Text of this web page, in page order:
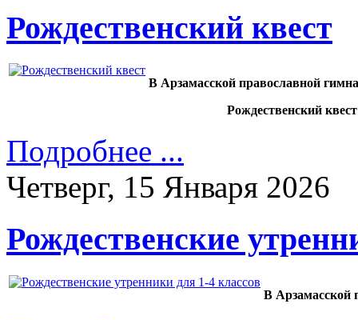
Рождественский квест
В Арзамасской православной
Рождественский
Подробнее ...
Четверг, 15 Января 2026
Рождественские
В Арзамасской